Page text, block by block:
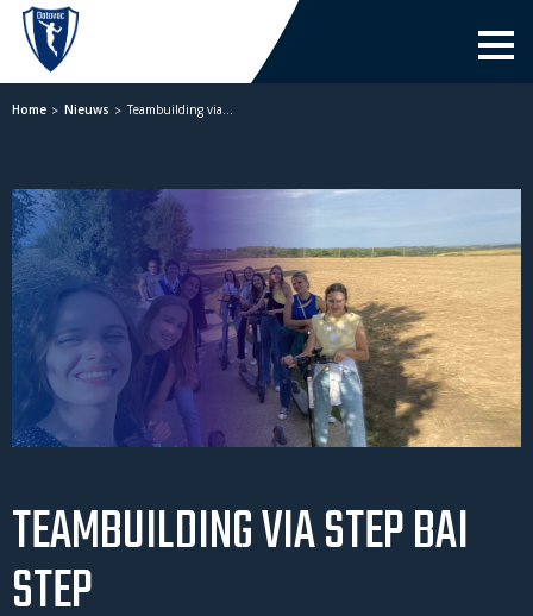
Home Nieuws Teambuilding via…
TEAMBUILDING VIA STEP BAI
STEP